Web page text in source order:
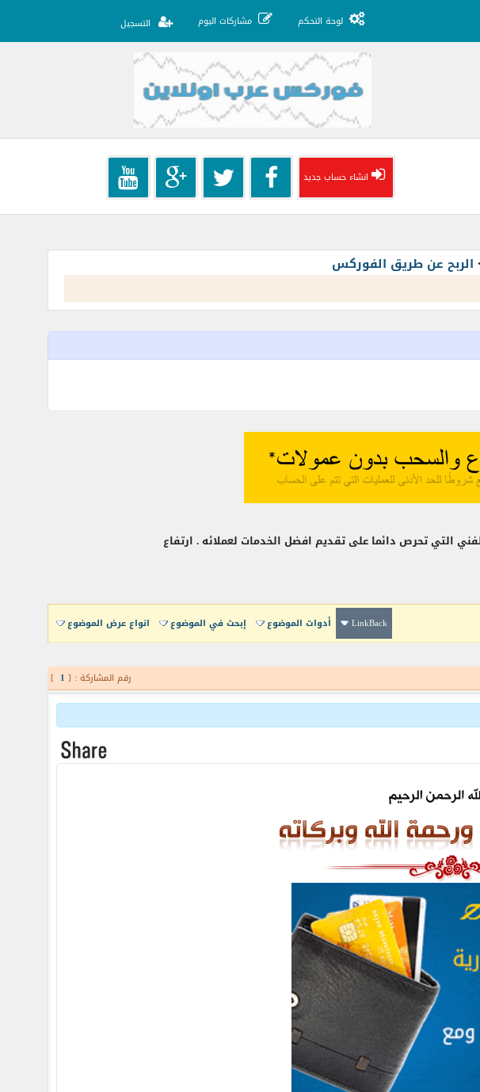
لوحة التحكم مشاركات اليوم التسجيل
انشاء حساب جديد
الربح عن طريق الفوركس
التي تحرص دائما على تقديم افضل الخدمات لعملائه . ارتفاع
LinkBack أدوات الموضوع إبحث في الموضوع انواع عرض الموضوع
رقم المشاركة : [ 1
]